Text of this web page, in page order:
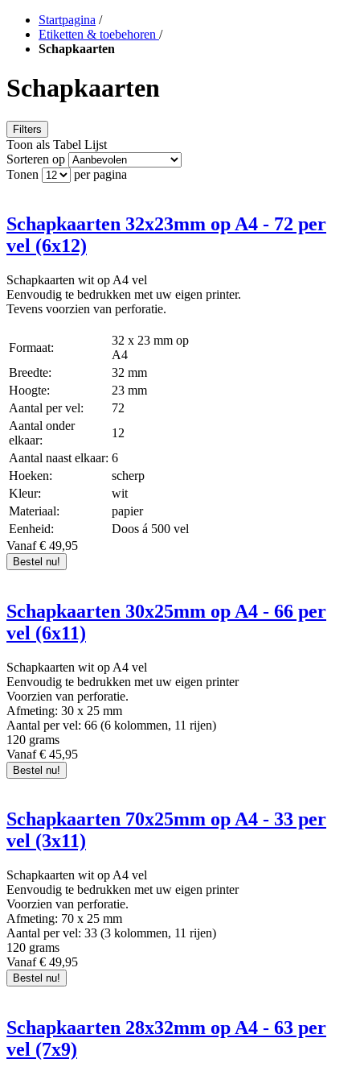
Startpagina /
Etiketten & toebehoren /
Schapkaarten
Schapkaarten
Filters
Toon als Tabel Lijst
Sorteren op
Tonen
per pagina
Schapkaarten 32x23mm op A4 - 72 per
vel (6x12)
Schapkaarten wit op A4 vel
Eenvoudig te bedrukken met uw eigen printer.
Tevens voorzien van perforatie.
Formaat:
32 x 23 mm op
A4
Breedte:
32 mm
Hoogte:
23 mm
Aantal per vel:
72
Aantal onder
elkaar:
12
Aantal naast elkaar: 6
Hoeken:
scherp
Kleur:
wit
Materiaal:
papier
Eenheid:
Doos á 500 vel
Vanaf € 49,95
Bestel nu!
Schapkaarten 30x25mm op A4 - 66 per
vel (6x11)
Schapkaarten wit op A4 vel
Eenvoudig te bedrukken met uw eigen printer
Voorzien van perforatie.
Afmeting: 30 x 25 mm
Aantal per vel: 66 (6 kolommen, 11 rijen)
120 grams
Vanaf € 45,95
Bestel nu!
Schapkaarten 70x25mm op A4 - 33 per
vel (3x11)
Schapkaarten wit op A4 vel
Eenvoudig te bedrukken met uw eigen printer
Voorzien van perforatie.
Afmeting: 70 x 25 mm
Aantal per vel: 33 (3 kolommen, 11 rijen)
120 grams
Vanaf € 49,95
Bestel nu!
Schapkaarten 28x32mm op A4 - 63 per
vel (7x9)